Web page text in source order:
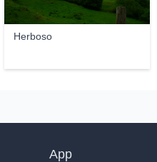
Herboso
App